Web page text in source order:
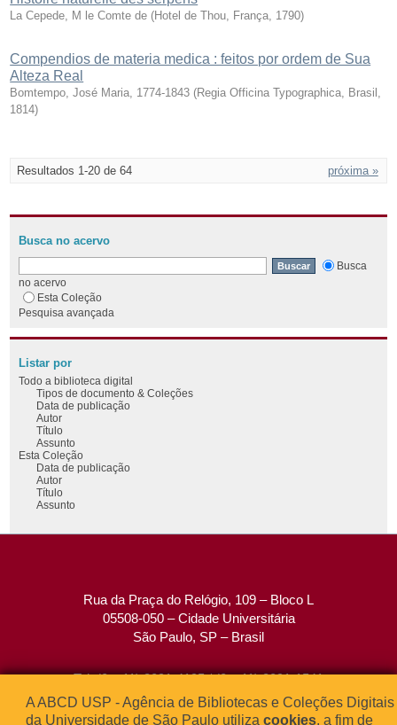
La Cepede, M le Comte de (Hotel de Thou, França 1790)
Compendios de materia medica : feitos por ordem de Sua
Alteza Real
Bomtempo, José Maria, 1774-1843 (Regia Officina Typographica, Brasil
1814)
Resultados 1-20 de 64 próxima »
Busca no acervo
Busca
no acervo
Esta Coleção
Pesquisa avançada
Listar por
Todo a biblioteca digital
Tipos de documento & Coleções
Data de publicação
Autor
Título
Assunto
Esta Coleção
Data de publicação
Autor
Título
Assunto
Rua da Praça do Relógio, 109 – Bloco L
05508-050 – Cidade Universitária
São Paulo, SP – Brasil
Tel: (0xx11) 3091-4195 / (0xx11) 3091-1541
Fax: (0xx11) 3091-1567
E-mail:atendimento@abcd.usp.br
A ABCD USP - Agência de Bibliotecas e Coleções Digitais
da Universidade de São Paulo utiliza cookies, a fim de